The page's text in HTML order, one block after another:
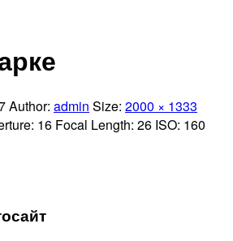
Author: admin Size: 2000 × 1333
16 Focal Length: 26 ISO: 160